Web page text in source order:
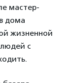
мастер-
дома
жизненной
с